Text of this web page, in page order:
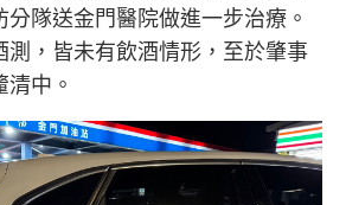
隊送金門醫院做進一步治療。
測，皆未有飲酒情形，至於肇事
中。